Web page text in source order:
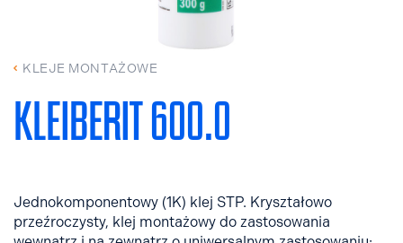
KLEJE MONTAŻOWE
KLEIBERIT 600.0
Jednokomponentowy (1K) klej STP. Kryształowo
przeźroczysty, klej montażowy do zastosowania